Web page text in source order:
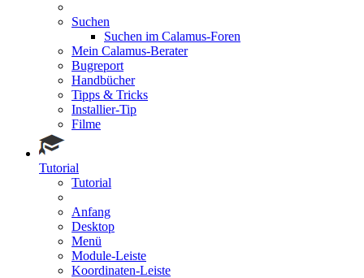
Suchen
Suchen im Calamus-Foren
Mein Calamus-Berater
Bugreport
Handbücher
Tipps & Tricks
Installier-Tip
Filme
Tutorial
Tutorial
Anfang
Desktop
Menü
Module-Leiste
Koordinaten-Leiste